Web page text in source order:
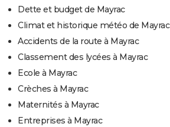
Dette et budget de Mayrac
Climat et historique météo de Mayrac
Accidents de la route à Mayrac
Classement des lycées à Mayrac
Ecole à Mayrac
Crèches à Mayrac
Maternités à Mayrac
Entreprises à Mayrac